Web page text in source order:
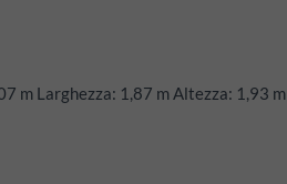
m Larghezza: 1,87 m Altezza: 1,93 m